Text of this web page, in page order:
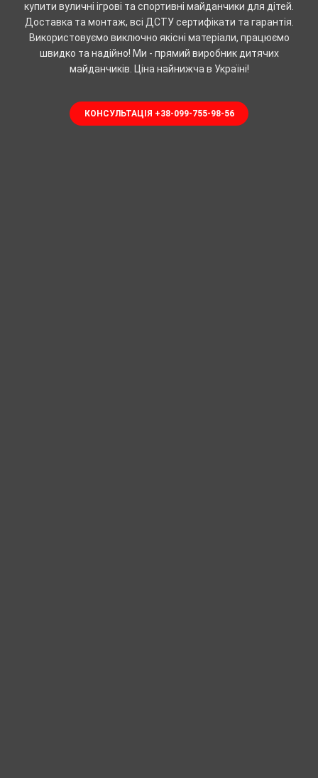
купити вуличні ігрові та спортивні майданчики для дітей.
Доставка та монтаж, всі ДСТУ сертифікати та гарантія.
Використовуємо виключно якісні матеріали, працюємо
швидко та надійно! Ми - прямий виробник дитячих
майданчиків. Ціна найнижча в Україні!
КОНСУЛЬТАЦІЯ +38-099-755-98-56